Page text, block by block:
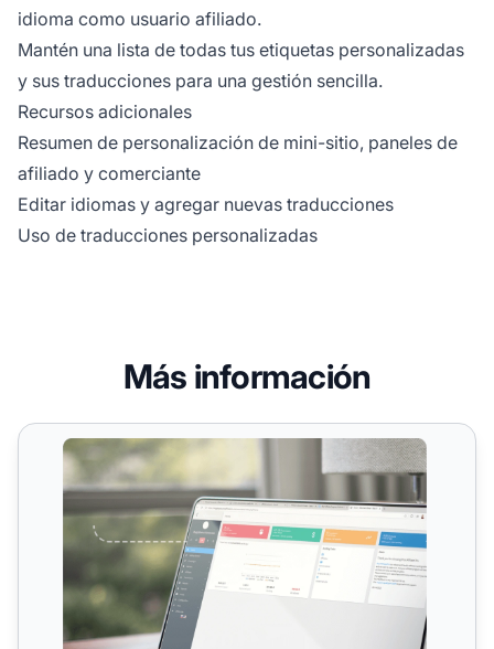
idioma como usuario afiliado.
Mantén una lista de todas tus etiquetas personalizadas
y sus traducciones para una gestión sencilla.
Recursos adicionales
Resumen de personalización de mini-sitio, paneles de
afiliado y comerciante
Editar idiomas y agregar nuevas traducciones
Uso de traducciones personalizadas
Más información
Soporte multilingüe